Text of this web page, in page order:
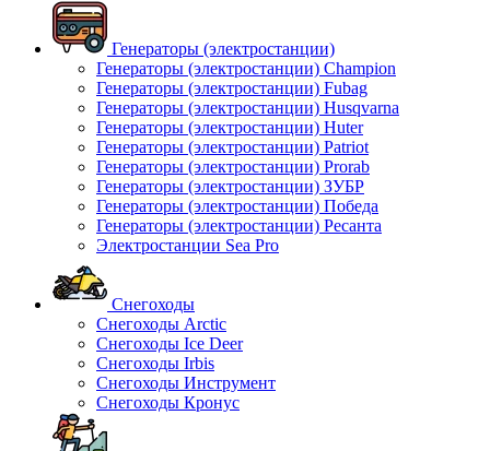
Генераторы (электростанции)
Генераторы (электростанции) Champion
Генераторы (электростанции) Fubag
Генераторы (электростанции) Husqvarna
Генераторы (электростанции) Huter
Генераторы (электростанции) Patriot
Генераторы (электростанции) Prorab
Генераторы (электростанции) ЗУБР
Генераторы (электростанции) Победа
Генераторы (электростанции) Ресанта
Электростанции Sea Pro
Снегоходы
Снегоходы Arctic
Снегоходы Ice Deer
Снегоходы Irbis
Снегоходы Инструмент
Снегоходы Кронус